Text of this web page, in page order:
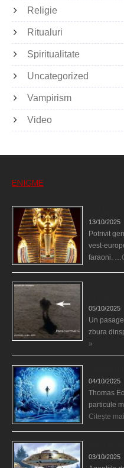
Religie
Ritualuri
Spiritualitate
Uncategorized
Vampirism
Video
ENIGME
13/10/2025
Potrivit
vest-
faraoni. …
05/10/2025
Un
zbura
»
04/10/2025
Thomas
particule
Citește
03/10/2025